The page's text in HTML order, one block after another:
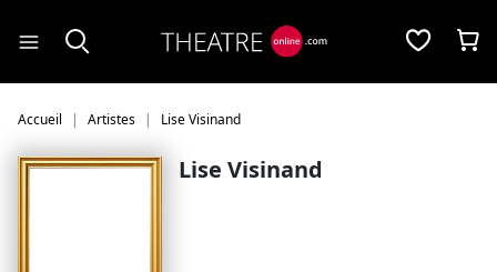
Accueil Artistes Lise Visinand
Lise Visinand